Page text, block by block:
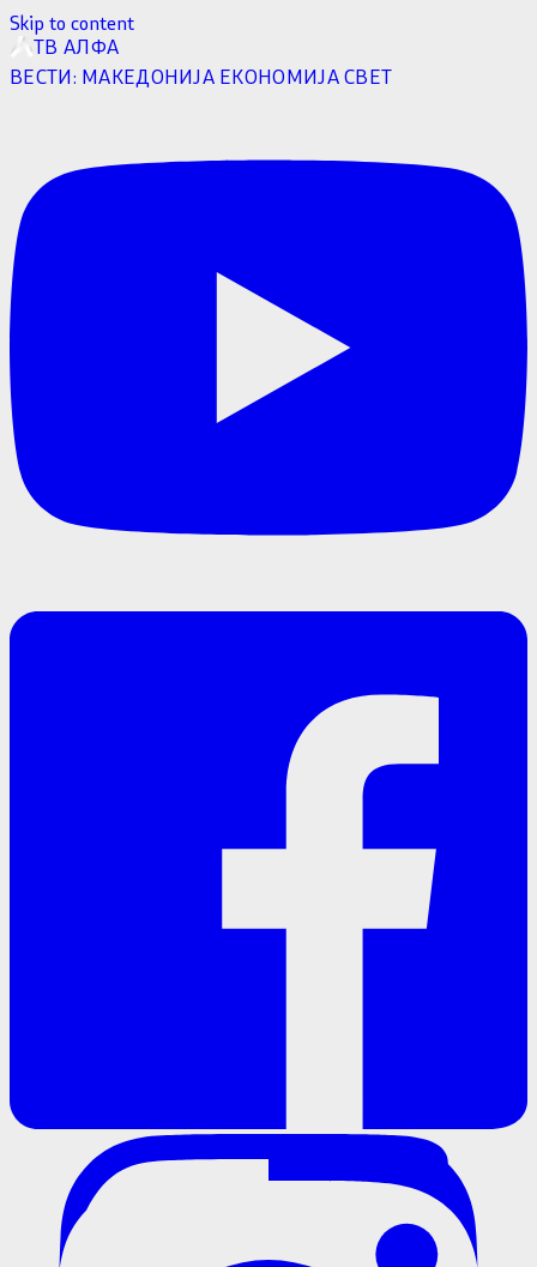
Skip to content
ТВ АЛФА
ВЕСТИ: МАКЕДОНИЈА ЕКОНОМИЈАСВЕТ